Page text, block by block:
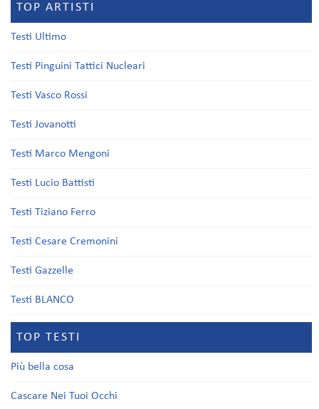
TOP ARTISTI
Testi Ultimo
Testi Pinguini Tattici Nucleari
Testi Vasco Rossi
Testi Jovanotti
Testi Marco Mengoni
Testi Lucio Battisti
Testi Tiziano Ferro
Testi Cesare Cremonini
Testi Gazzelle
Testi BLANCO
TOP TESTI
Più bella cosa
Cascare Nei Tuoi Occhi